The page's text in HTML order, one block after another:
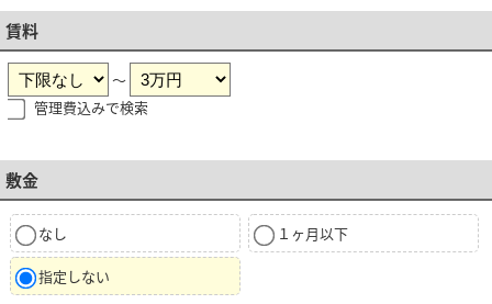
賃料
～
管理費込みで検索
敷金
なし １ヶ月以下
指定しない